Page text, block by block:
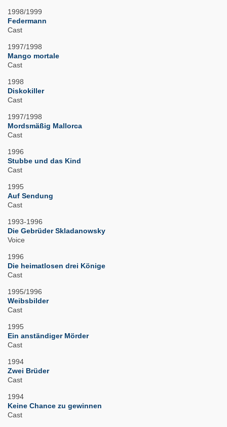
1998/1999
Federmann
Cast
1997/1998
Mango mortale
Cast
1998
Diskokiller
Cast
1997/1998
Mordsmäßig Mallorca
Cast
1996
Stubbe und das Kind
Cast
1995
Auf Sendung
Cast
1993-1996
Die Gebrüder Skladanowsky
Voice
1996
Die heimatlosen drei Könige
Cast
1995/1996
Weibsbilder
Cast
1995
Ein anständiger Mörder
Cast
1994
Zwei Brüder
Cast
1994
Keine Chance zu gewinnen
Cast